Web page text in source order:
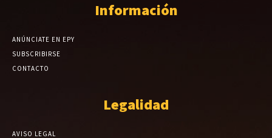
Información
ANÚNCIATE EN EPY
SUBSCRIBIRSE
CONTACTO
Legalidad
AVISO LEGAL